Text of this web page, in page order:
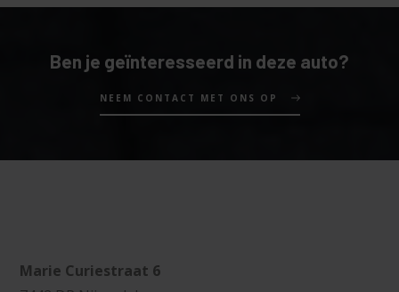
Ben je geïnteresseerd in deze auto?
NEEM CONTACT MET ONS OP
Marie Curiestraat 6